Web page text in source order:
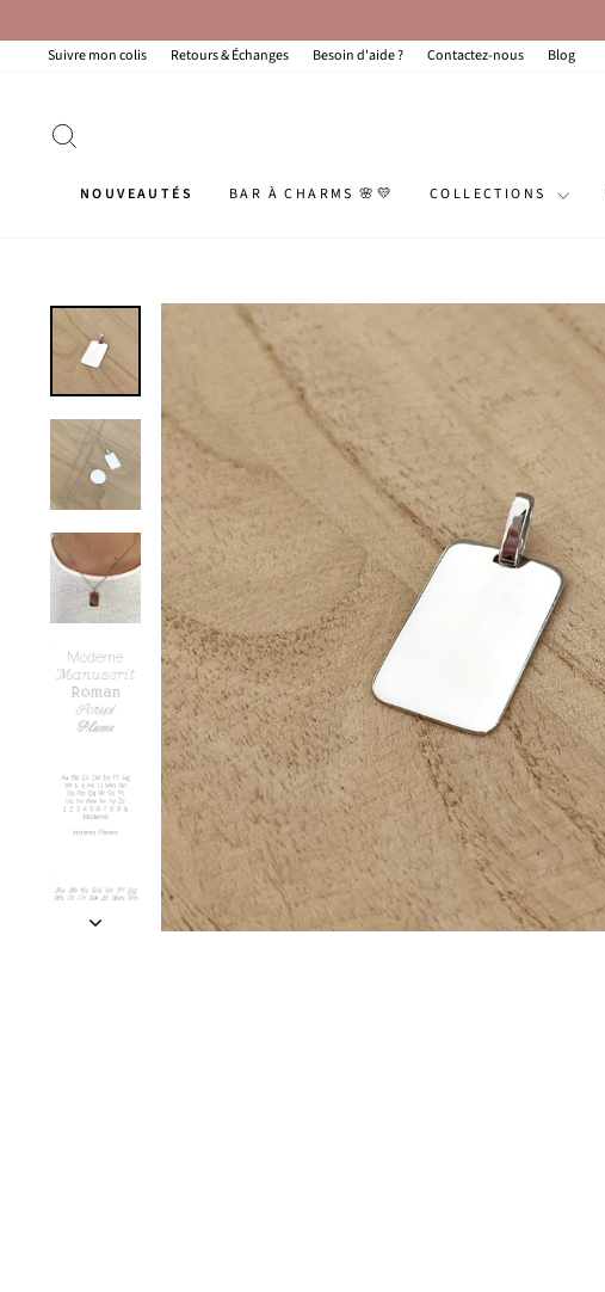
contenuSuivre mon colis Retours & Échanges Besoin d'aide ? Contactez-nous Blog
NOUVEAUTÉS BAR À CHARMS 🌸💛 COLLECTIONS